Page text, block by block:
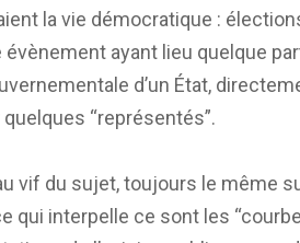
la vie démocratique :
évènement ayant lieu quelque
d’un État,
“représentés”.
vif du sujet, toujours le même
qui interpelle ce sont les